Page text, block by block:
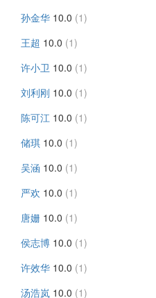
孙金华 10.0 (1)
王超 10.0 (1)
许小卫 10.0 (1)
刘利刚 10.0 (1)
陈可江 10.0 (1)
储琪 10.0 (1)
吴涵 10.0 (1)
严欢 10.0 (1)
唐姗 10.0 (1)
侯志博 10.0 (1)
许效华 10.0 (1)
汤浩岚 10.0 (1)